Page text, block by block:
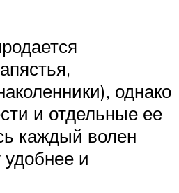
однако
и отдельные ее
каждый волен
и